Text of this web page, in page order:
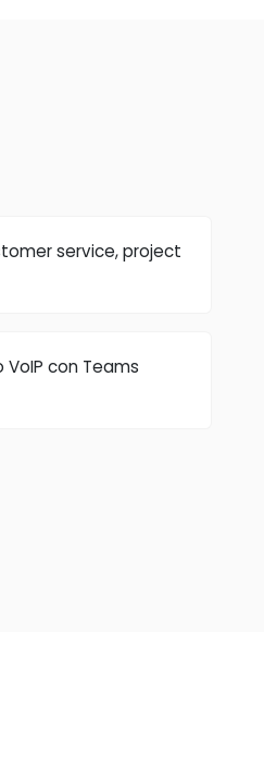
service, project
con Teams